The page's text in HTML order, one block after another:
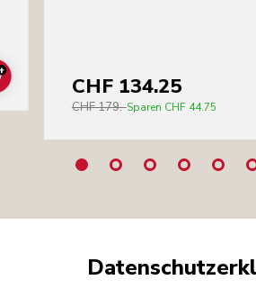
ADD TO CARTCHF 134.25
CHF 179.-Sparen CHF 44.75